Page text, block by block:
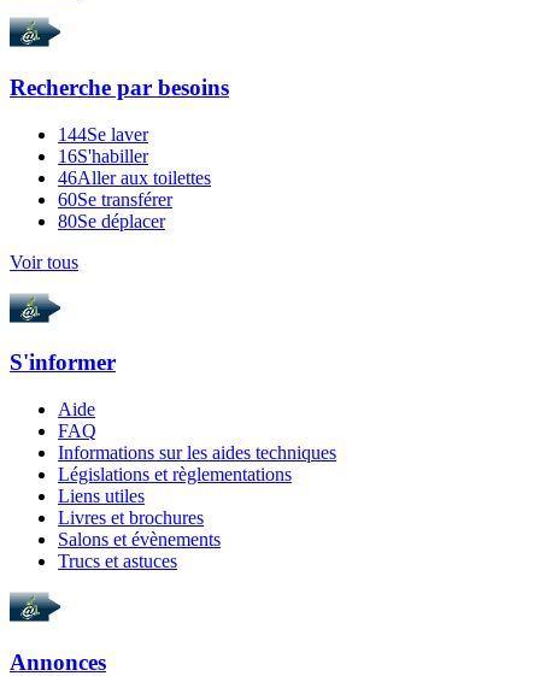
Recherche par besoins
144Se laver
16S'habiller
46Aller aux toilettes
60Se transférer
80Se déplacer
Voir tous
S'informer
Aide
FAQ
Informations sur les aides techniques
Législations et règlementations
Liens utiles
Livres et brochures
Salons et évènements
Trucs et astuces
Annonces